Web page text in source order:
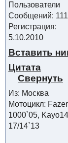
Пользователи
Сообщений:
Регистрация:
5.10.2010
Вставить
Цитата
Из: Москва
Мотоцикл: Fazer
1000`05,
17/14`13